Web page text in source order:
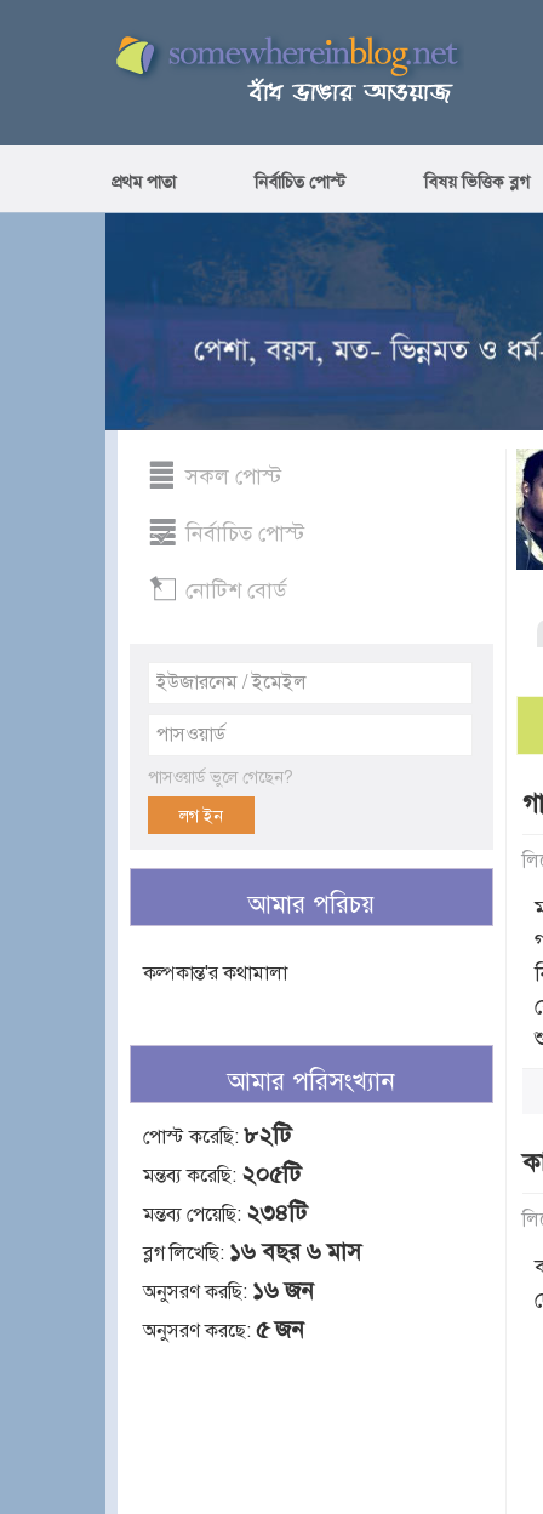
প্রথম পাতা নির্বাচিত পোস্ট বিষয় ভিত্তিক ব্লগ
সকল পোস্ট
নির্বাচিত পোস্ট
নোটিশ বোর্ড
পাসওয়ার্ড ভুলে গেছেন?
আমার পরিচয়
কল্পকান্ত'র কথামালা
আমার পরিসংখ্যান
পোস্ট করেছি: ৮২টি
মন্তব্য করেছি: ২০৫টি
মন্তব্য পেয়েছি: ২৩৪টি
ব্লগ লিখেছি: ১৬ বছর ৬ মাস
অনুসরণ করছি: ১৬ জন
অনুসরণ করছে: ৫ জন